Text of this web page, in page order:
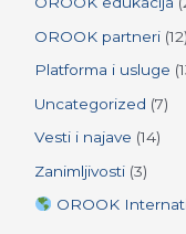
OROOK partneri (12)
Platforma i usluge
Uncategorized (7)
Vesti i najave (14)
Zanimljivosti (3)
OROOK